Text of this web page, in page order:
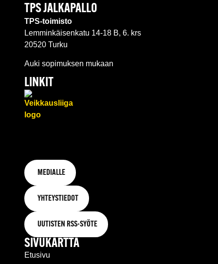
TPS JALKAPALLO
TPS-toimisto
Lemminkäisenkatu 14-18 B, 6. krs
20520 Turku
Auki sopimuksen mukaan
LINKIT
MEDIALLE
YHTEYSTIEDOT
UUTISTEN RSS-SYÖTE
SIVUKARTTA
Etusivu